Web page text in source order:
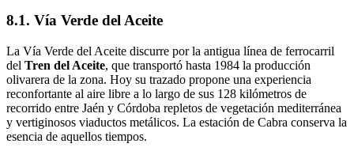
8.1. Vía Verde del Aceite
La Vía Verde del Aceite discurre por la antigua línea de ferrocarril
del Tren del Aceite, que transportó hasta 1984 la producción
olivarera de la zona. Hoy su trazado propone una experiencia
reconfortante al aire libre a lo largo de sus 128 kilómetros de
recorrido entre Jaén y Córdoba repletos de vegetación mediterránea
y vertiginosos viaductos metálicos. La estación de Cabra conserva la
esencia de aquellos tiempos.